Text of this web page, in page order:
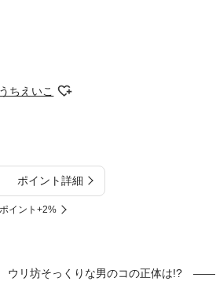
ちえいこ
ポイント詳細
イント+2%
ウリ坊そっくりな男のコの正体は!? ――